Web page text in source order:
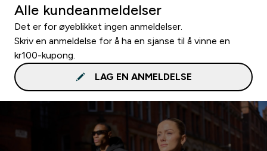
Alle kundeanmeldelser
Det er for øyeblikket ingen anmeldelser.
Skriv en anmeldelse for å ha en sjanse til å vinne en
kr100-kupong.
LAG EN ANMELDELSE